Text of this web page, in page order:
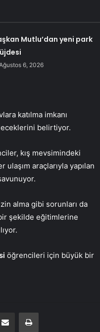
Mutlu’dan yeni park
6, 2026
katılma imkanı
belirtiyor.
kış mevsimindeki
araçlarıyla yapılan
alma gibi sorunları da
şekilde eğitimlerine
öğrencileri için büyük bir
E-Posta ile paylaş Yazdır